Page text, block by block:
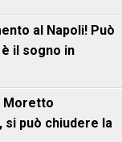
al Napoli! Può
il sogno in
Moretto
può chiudere la